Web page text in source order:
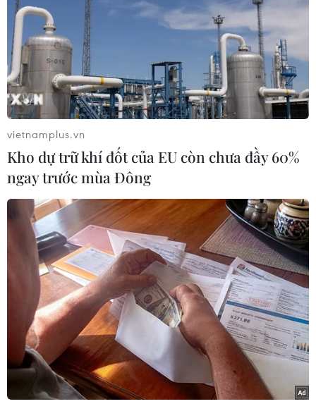
được trưng bày tại trụ sở Bộ Quốc phòng Hàn Quốc ngày
21/6/2017. (Ảnh: AP)
Các quan chức Hàn Quốc ngày 26/12 cho biết 5
máy bay không người lái (UAV) của Triều Tiên
đã bay qua biên giới liên Triều, trong đó có một
UAV bay qua phía Bắc Seoul cùng ngày.
Đây là lần đầu tiên trong 5 năm qua, các máy
bay Triều Tiên xâm phạm không phận Hàn
Quốc.
Hàn Quốc đã đưa ra các thông điệp cảnh báo,
bắn cảnh cáo và điều máy bay chiến đấu, máy
bay trực thăng tấn công cùng các máy bay chiến
đấu khác để bắn hạ các UAV nói trên, trong khi
vẫn chưa xác nhận được các phương tiện của
Triều Tiên có mang vũ khí hay không.
Hội đồng Tham mưu trưởng liên quân Hàn
Quốc (JCS) cho hay, trong một bước đi đáp lại,
Hàn Quốc đã triển khai các phương tiện có
vietnamplus.vn
Kho dự trữ khí đốt của EU còn chưa đầy 60%
ngay trước mùa Đông